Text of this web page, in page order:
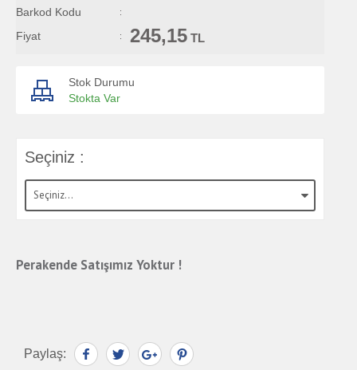
Barkod Kodu :
Fiyat : 245,15 TL
Stok Durumu
Stokta Var
Seçiniz :
Perakende Satışımız Yoktur !
Paylaş: